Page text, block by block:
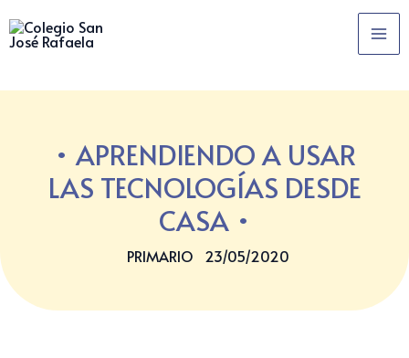
al
APRENDIENDO A USAR
LAS TECNOLOGÍAS DESDE
CASA
PRIMARIO 23/05/2020